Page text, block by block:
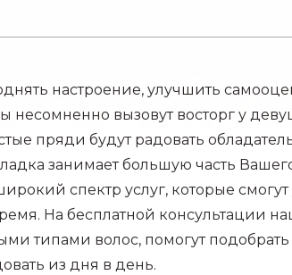
настроение, улучшить
вызовут восторг у
пряди будут радовать
занимает большую часть
спектр услуг, которые
На бесплатной консультации
типами волос, помогут
из дня в день.